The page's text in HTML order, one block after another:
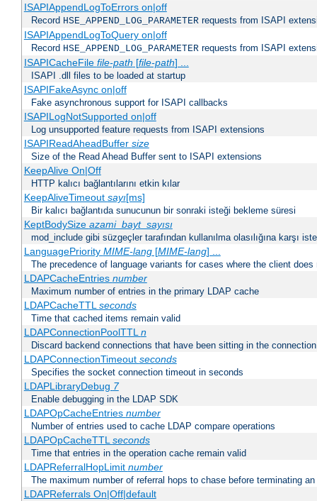
ISAPIAppendLogToErrors on|off
Record HSE_APPEND_LOG_PARAMETER requests from ISAPI
ISAPIAppendLogToQuery on|off
Record HSE_APPEND_LOG_PARAMETER requests from ISAPI
ISAPICacheFile file-path [file-path] ...
ISAPI .dll files to be loaded at startup
ISAPIFakeAsync on|off
Fake asynchronous support for ISAPI callbacks
ISAPILogNotSupported on|off
Log unsupported feature requests from ISAPI extensions
ISAPIReadAheadBuffer size
Size of the Read Ahead Buffer sent to ISAPI extensions
KeepAlive On|Off
HTTP kalıcı bağlantılarını etkin kılar
KeepAliveTimeout sayı[ms]
Bir kalıcı bağlantıda sunucunun bir sonraki isteği bekleme süresi
KeptBodySize azami_bayt_sayısı
mod_include gibi süzgeçler tarafından kullanılma olasılığına karşı
LanguagePriority MIME-lang[MIME-lang] ...
The precedence of language variants for cases where the client
LDAPCacheEntries number
Maximum number of entries in the primary LDAP cache
LDAPCacheTTLseconds
Time that cached items remain valid
LDAPConnectionPoolTTLn
Discard backend connections that have been sitting in the
LDAPConnectionTimeout seconds
Specifies the socket connection timeout in seconds
LDAPLibraryDebug 7
Enable debugging in the LDAP SDK
LDAPOpCacheEntries number
Number of entries used to cache LDAP compare operations
LDAPOpCacheTTLseconds
Time that entries in the operation cache remain valid
LDAPReferralHopLimit number
The maximum number of referral hops to chase before terminating
LDAPReferrals On|Off|default